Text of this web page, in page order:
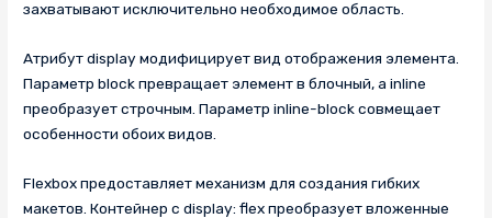
захватывают исключительно необходимое область.
Атрибут display модифицирует вид отображения элемента.
Параметр block превращает элемент в блочный, а inline
преобразует строчным. Параметр inline-block совмещает
особенности обоих видов.
Flexbox предоставляет механизм для создания гибких
макетов. Контейнер с display: flex преобразует вложенные